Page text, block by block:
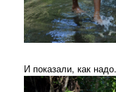
И показали, как